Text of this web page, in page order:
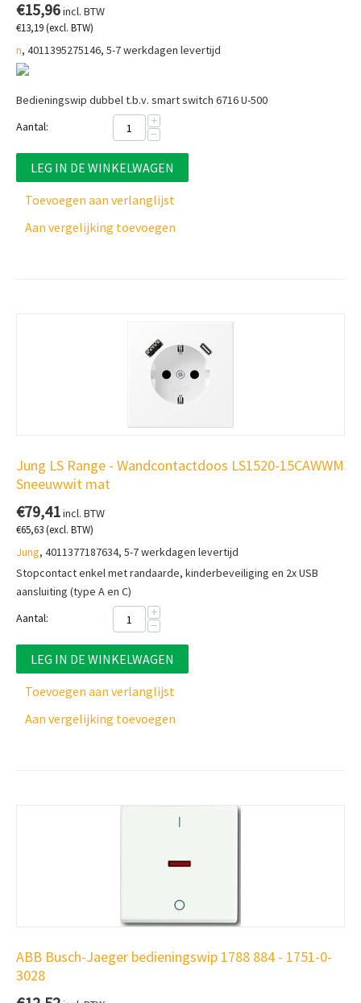
€15,96incl. BTW
€13,19(excl. BTW)
n, 4011395275146, 5-7 werkdagen levertijd
Bedieningswip dubbel t.b.v. smart switch 6716 U-500
Aantal:
+
−
LEG IN DE WINKELWAGEN
Toevoegen aan verlanglijst
Aan vergelijking toevoegen
Jung LS Range - Wandcontactdoos LS1520-15CAWWM
Sneeuwwit mat
€79,41incl. BTW
€65,63(excl. BTW)
Jung, 4011377187634, 5-7 werkdagen levertijd
Stopcontact enkel met randaarde, kinderbeveiliging en 2x USB
aansluiting (type A en C)
Aantal:
+
−
LEG IN DE WINKELWAGEN
Toevoegen aan verlanglijst
Aan vergelijking toevoegen
ABB Busch-Jaeger bedieningswip 1788 884 - 1751-0-
3028